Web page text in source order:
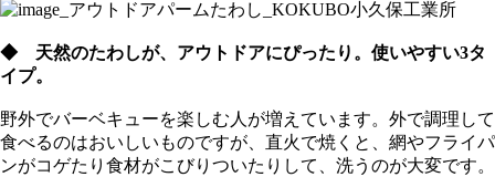
◆ 天然のたわしが、アウトドアにぴったり。使いやすい3タ
イプ。
野外でバーベキューを楽しむ人が増えています。外で調理して
食べるのはおいしいものですが、直火で焼くと、網やフライパ
ンがコゲたり食材がこびりついたりして、洗うのが大変です。